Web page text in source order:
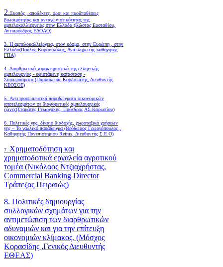
2.Σκοπός , αποδέκτες, όροι και προϋποθέσεις
βιωσιμότητας και ανταγωνιστικότητας της
αμπελοκαλλιέργειας στην Ελλάδα (Κώστας Ευσταθίου,
Αντιπρόεδρος ΕΔΟΑΟ)
3. Η αμπελοκαλλιέργεια, στον κόσμο, στην Ευρώπη , στην
Ελλάδα(Παύλος Καρανικόλας, Αναπληρωτής καθηγητής
ΓΠΑ)
4. Διαρθρωτικά χαρακτηριστικά της ελληνικής
αμπελουργίας - υφιστάμενη κατάσταση -
Συμπεράσματα (Παρασκευάς Κορδοπάτης, Διευθυντής
ΚΕΟΣΟΕ)
5. Αντιπροσωπευτικά παραδείγματα οικονομικών
αποτελεσμάτων σε διαφορετικές αμπελουργικές
ζώνες(Σταμάτης Γεωργάκης, Πρόεδρος ΑΣ Κορωπίου)
6. Πολιτικές γης, δίκαιο διαδοχής, χωροταξικό χρήσεων
γης – Το γαλλικό παράδειγμα (Θεόδωρος Γεωργόπουλος ,
Καθηγητής Πανεπιστημίου Reims, Διευθυντής Σ.Ε.Ο)
7. Χρηματοδότηση και
χρηματοδοτικά εργαλεία αγροτικού
τομέα (Νικόλαος Ντζιαχρήστας,
Commercial Banking Director
Τράπεζας Πειραιώς)
8. Πολιτικές δημιουργίας
συλλογικών σχημάτων για την
αντιμετώπιση των διαρθρωτικών
αδυναμιών και για την επίτευξη
οικονομιών κλίμακος. (Μόσχος
Κορασίδης ,Γενικός Διευθυντής
ΕΘΕΑΣ)